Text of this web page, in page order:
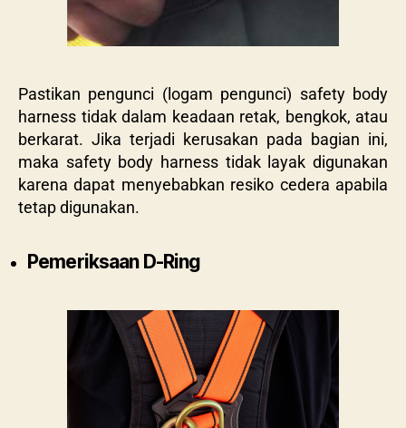
Pastikan pengunci (logam pengunci) safety body
harness tidak dalam keadaan retak, bengkok, atau
berkarat. Jika terjadi kerusakan pada bagian ini,
maka safety body harness tidak layak digunakan
karena dapat menyebabkan resiko cedera apabila
tetap digunakan.
Pemeriksaan D-Ring